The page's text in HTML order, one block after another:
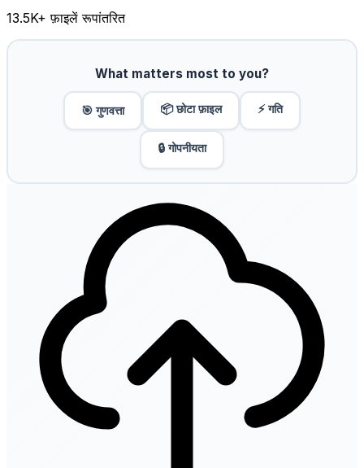
13.5K+ फ़ाइलें रूपांतरित
What matters most to you?
🎯 गुणवत्ता 📦 छोटा फ़ाइल ⚡ गति
🔒 गोपनीयता